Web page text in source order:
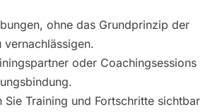
ohne das Grundprinzip der
vernachlässigen.
oder Coachingsessions
Sie Training und Fortschritte sichtbar